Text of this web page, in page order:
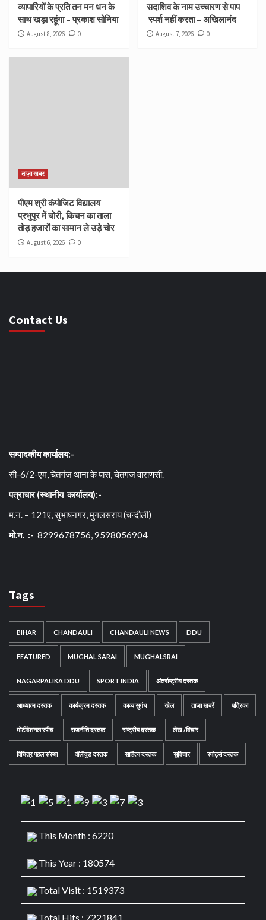
व्यापारियों के प्रति तन मन धन के
साथ खड़ा रहूंगा – प्रकाश सोनिया
August 8, 2026 0
सदाशिव के नाम उच्चारण से पाप
स्पर्श नहीं करता – अखिलानंद
August 7, 2026 0
ताज़ा खबर
पीएम श्री कंपोजिट विद्यालय
प्रभुपुर में चोरी, किचन का ताला
तोड़ हजारों का सामान ले उड़े चोर
August 6, 2026 0
Contact Us
सम्पादकीय कार्यालय:-
सी-6/2-एम, चेतगंज थाना के पास, चेतगंज वाराणसी.
पत्राचार (स्थानीय कार्यालय):-
म.न. – 121ए, सुभाषनगर, मुगलसराय (चन्दौली)
मो.न. :- 8299678756, 9598056904
Tags
BIHAR CHANDAULI CHANDAULI NEWS DDU
FEATURED MUGHAL SARAI MUGHALSRAI
NAGARPALIKA DDU SPORT INDIA अंतर्राष्ट्रीय दस्तक
आध्यात्म दस्तक कार्यक्रम दस्तक काव्य सुगंध खेल ताजा खबरें पत्रिका
मोटीवेशनल स्पीच राजनीति दस्तक राष्ट्रीय दस्तक लेख /विचार
विचित्र पहल संस्था वॉलीवुड दस्तक साहित्य दस्तक सुविचार स्पोर्ट्स दस्तक
This Month : 6220
This Year : 180574
Total Visit : 1519373
Total Hits : 7221841